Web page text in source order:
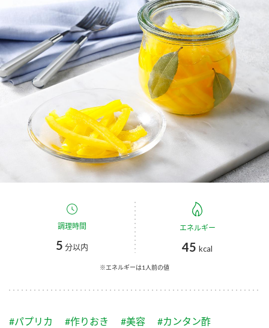
酢 調味酢
お酢ドリンク ぽん酢
みりん風・料理酒 鍋用調味料
スープ 中華
ふりかけ おすしの素
新商品一覧
キャンペーン情報
ブランド・スペシャルサイト
ブランド・スペシャルサイト トップ
商品ブランドサイト
Fibee（ファイビー）
くらしプラ酢
お酢ドリンク
つゆ
企業情報
国内事業概要
企業理念
ミツカンの歴史
ミツカンを知る
環境への取り組み
調理時間
5 分以内
エネルギー
45 kcal
※エネルギーは1人前の値
#パプリカ #作りおき #美容 #カンタン酢